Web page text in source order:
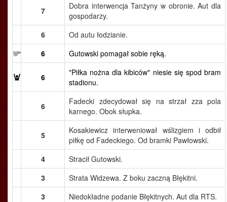
7
Dobra interwencja Tanżyny w obronie. Aut dla
gospodarzy.
6
Od autu łodzianie.
6
Gutowski pomagał sobie ręką.
6
"Piłka nożna dla kibiców" niesie się spod bram
stadionu.
6
Fadecki zdecydował się na strzał zza pola
karnego. Obok słupka.
5
Kosakiewicz interweniował wślizgiem i odbił
piłkę od Fadeckiego. Od bramki Pawłowski.
4
Stracił Gutowski.
3
Strata Widzewa. Z boku zaczną Błękitni.
3
Niedokładne podanie Błękitnych. Aut dla RTS.